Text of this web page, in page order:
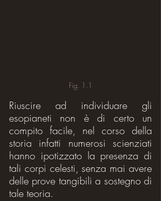
Fig. 1.1
Riuscire ad individuare gli
esopianeti non è di certo un
compito facile, nel corso della
storia infatti numerosi scienziati
hanno ipotizzato la presenza di
tali corpi celesti, senza mai avere
delle prove tangibili a sostegno di
tale teoria.